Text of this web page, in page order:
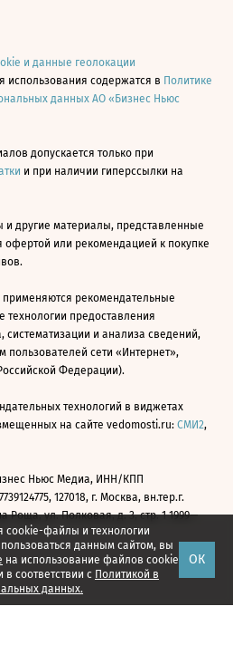
cookie-файлы и технологии
данным сайтом, вы
на использование файлов cookie
соответствии с Политикой в
данных.
ОК
и данные геолокации
использования содержатся в Политике
данных АО «Бизнес Ньюс
допускается только при
и при наличии гиперссылки на
и другие материалы, представленные
офертой или рекомендацией к покупке
рекомендательные
предоставления
и анализа сведений,
пользователей сети «Интернет»,
Федерации).
технологий в виджетах
на сайте vedomosti.ru: СМИ2,
Ньюс Медиа, ИНН/КПП
127018, г. Москва, вн.тер.г.
Роща, ул. Полковая, д. 3, стр. 1 1999—